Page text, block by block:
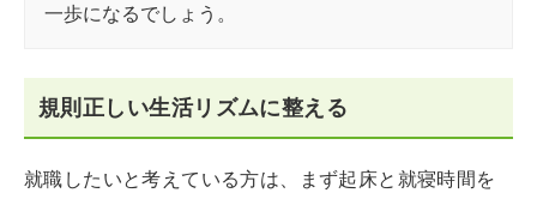
一歩になるでしょう。
規則正しい生活リズムに整える
就職したいと考えている方は、まず起床と就寝時間を